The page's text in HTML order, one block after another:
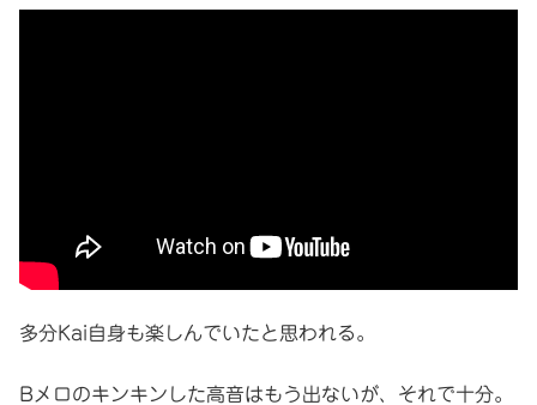
多分Kai自身も楽しんでいたと思われる。
Bメロのキンキンした高音はもう出ないが、それで十分。